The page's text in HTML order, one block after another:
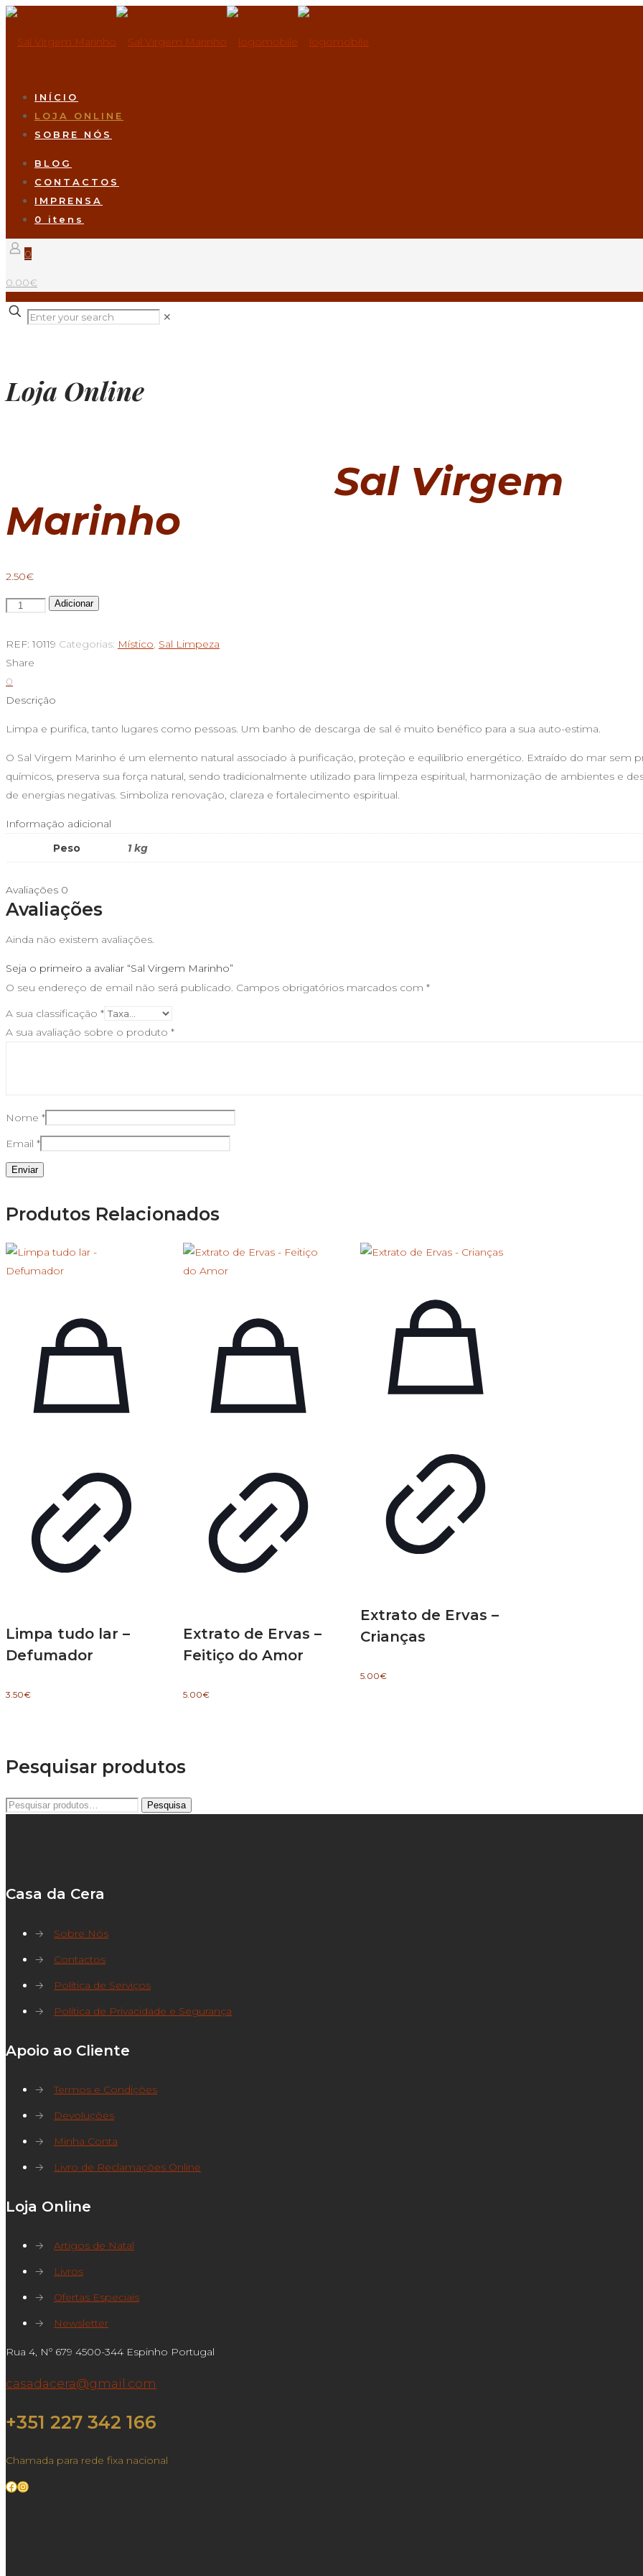
INÍCIO
LOJA ONLINE
SOBRE NÓS
BLOG
CONTACTOS
IMPRENSA
0 itens
0
0.00€
✕
Loja Online
Sal Virgem
Marinho
2.50€
Quantidade
Sal
Virgem
Marinho
Adicionar
REF:10119 Categorias: Místico, Sal Limpeza
Share
0
Descrição
Limpa e purifica, tanto lugares como pessoas. Um banho de descarga de sal é muito benéfico para a sua auto-estima.
O Sal Virgem Marinho é um elemento natural associado à purificação, proteção e equilíbrio energético. Extraído do mar sem
químicos, preserva sua força natural, sendo tradicionalmente utilizado para limpeza espiritual, harmonização de ambientes e
de energias negativas. Simboliza renovação, clareza e fortalecimento espiritual.
Informação adicional
Peso
1 kg
Avaliações 0
Avaliações
Ainda não existem avaliações.
Seja o primeiro a avaliar “Sal Virgem Marinho”
O seu endereço de email não será publicado. Campos obrigatórios marcados com *
A sua classificação *
A sua avaliação sobre o produto *
Nome *
Email *
Produtos Relacionados
Limpa tudo lar –
Defumador
3.50€
Extrato de Ervas –
Feitiço do Amor
5.00€
Extrato de Ervas –
Crianças
5.00€
Pesquisar produtos
Pesquisar
Pesquisa
Casa da Cera
→
Sobre Nós
→
Contactos
→
Política de Serviços
→
Política de Privacidade e Segurança
Apoio ao Cliente
→
Termos e Condições
→
Devoluções
→
Minha Conta
→
Livro de Reclamações Online
Loja Online
→
Artigos de Natal
→
Livros
→
Ofertas Especiais
→
Newsletter
Rua 4, Nº 679 4500-344 Espinho Portugal
casadacera@gmail.com
+351 227 342 166
Chamada para rede fixa nacional
Facebook
Instagram